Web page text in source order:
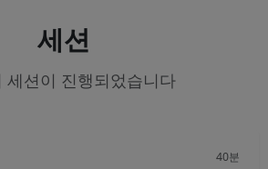
세션
세션이 진행되었습니다
40분